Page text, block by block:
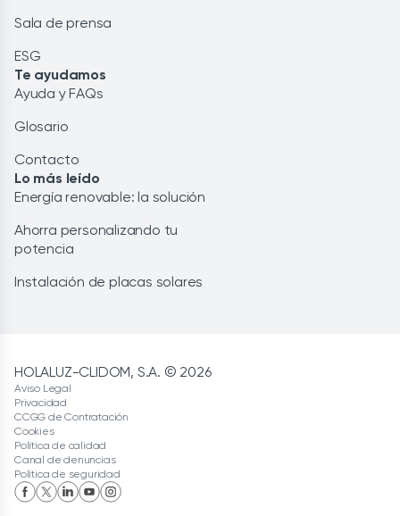
Sala de prensa
ESG
Te ayudamos
Ayuda y FAQs
Glosario
Contacto
Lo más leído
Energía renovable: la solución
Ahorra personalizando tu
potencia
Instalación de placas solares
HOLALUZ-CLIDOM, S.A. © 2026
Aviso Legal
Privacidad
CCGG de Contratación
Cookies
Política de calidad
Canal de denuncias
Política de seguridad